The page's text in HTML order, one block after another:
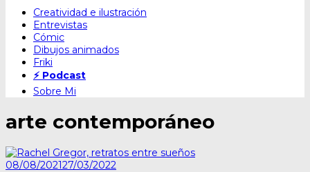
Skip
content
Creatividad e ilustración
Entrevistas
Cómic
Dibujos animados
Friki
⚡ Podcast
Sobre Mi
arte contemporáneo
08/08/202127/03/2022